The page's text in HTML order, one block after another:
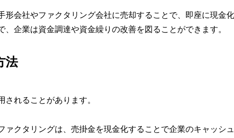
形会社やファクタリング会社に売却することで、即座に現金
企業は資金調達や資金繰りの改善を図ることができます。
法
れることがあります。
クタリングは、売掛金を現金化することで企業のキャッシ